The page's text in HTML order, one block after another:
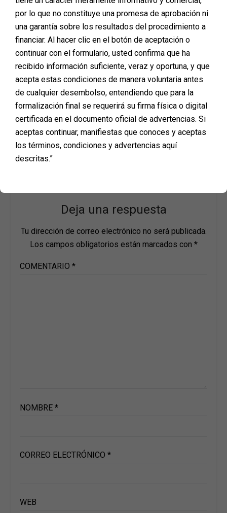
Deja una respuesta
Tu dirección de correo electrónico no será publicada.
Los campos obligatorios están marcados con *
COMENTARIO *
NOMBRE *
CORREO ELECTRÓNICO *
WEB
por lo que no constituye una promesa de aprobación ni
una garantía sobre los resultados del procedimiento a
financiar. Al hacer clic en el botón de aceptación o
continuar con el formulario, usted confirma que ha
recibido información suficiente, veraz y oportuna, y que
acepta estas condiciones de manera voluntaria antes
de cualquier desembolso, entendiendo que para la
formalización final se requerirá su firma física o digital
certificada en el documento oficial de advertencias. Si
aceptas continuar, manifiestas que conoces y aceptas
los términos, condiciones y advertencias aquí
descritas.”